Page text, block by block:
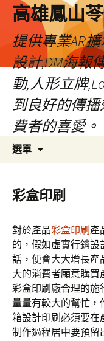
高雄鳳山
提供專業AR
設計,DM海報
動,人形立牌
到良好的傳
費者的喜愛。
選單
容
彩盒印刷
對於產品彩盒印刷 產
的，假如虛實行銷設
話，便會大大增長產
大的消費者願意購買
彩盒印刷廠合理的施
量量有較大的幫忙
箱設計印刷必須要在
制作過程居中要預留